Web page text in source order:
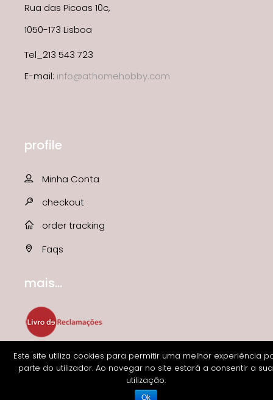
Rua das Picoas 10c,
1050-173 Lisboa
Tel_213 543 723
E-mail: info@athomehobby.com
profile
Minha Conta
checkout
order tracking
Faqs
mais...
Este site utiliza cookies para permitir uma melhor experiência
parte do utilizador. Ao navegar no site estará a consentir a sua
utilização.
Ok